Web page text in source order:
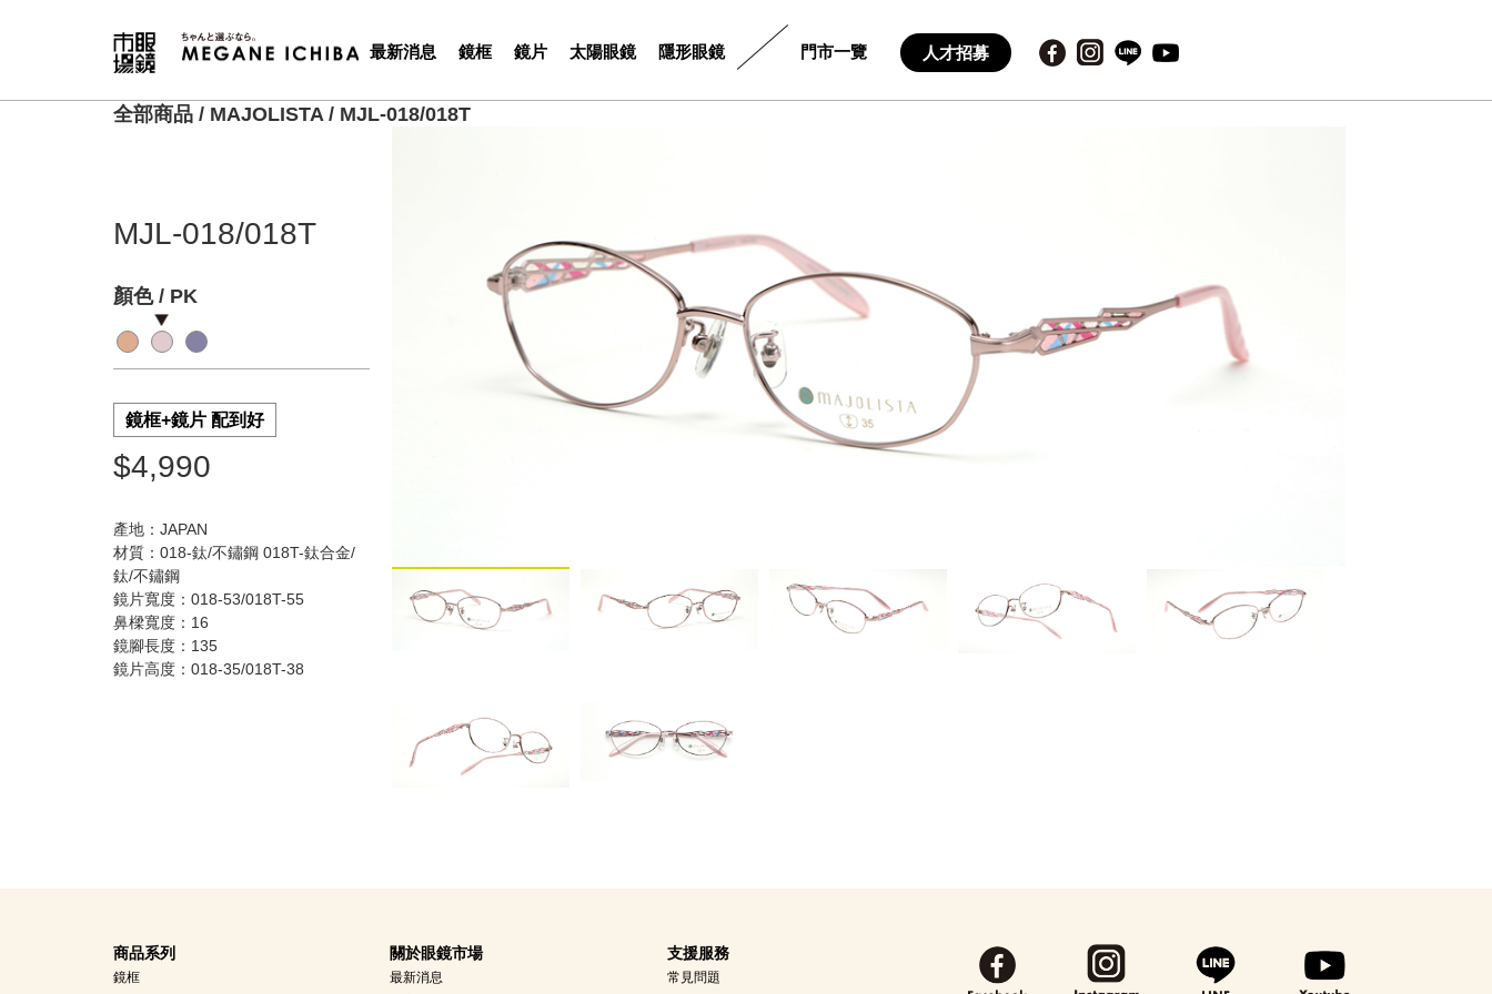
最新消息 鏡框 鏡片 太陽眼鏡 隱形眼鏡 門市一覽 人才招募
全部商品 / MAJOLISTA/ MJL-018/018T
MJL-018/018T
顏色 / PK
鏡框+鏡片 配到好
$4,990
產地：JAPAN
材質：018-鈦/不鏽鋼 018T-鈦合金/
鈦/不鏽鋼
鏡片寬度：018-53/018T-55
鼻樑寬度：16
鏡腳長度：135
鏡片高度：018-35/018T-38
商品系列
鏡框
關於眼鏡市場
最新消息
支援服務
常見問題